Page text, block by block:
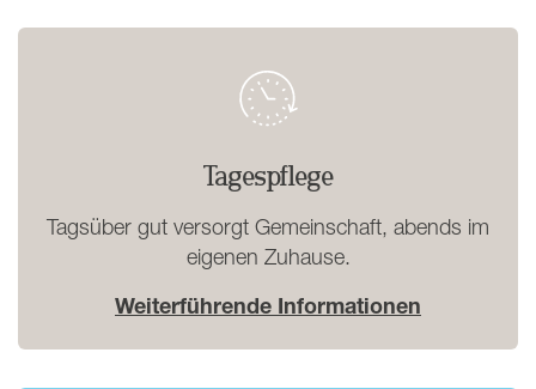
Tagespflege
Tagsüber gut versorgt Gemeinschaft, abends im
eigenen Zuhause.
Weiterführende Informationen